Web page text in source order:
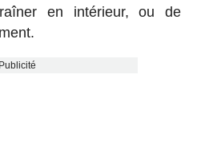
en intérieur, ou de
Publicité